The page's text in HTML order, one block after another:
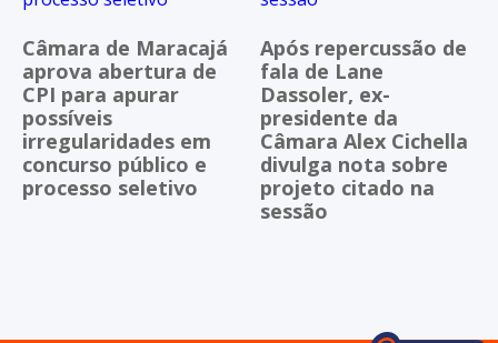
Câmara de Maracajá
aprova abertura de
CPI para apurar
possíveis
irregularidades em
concurso público e
processo seletivo
Após repercussão de
fala de Lane
Dassoler, ex-
presidente da
Câmara Alex Cichella
divulga nota sobre
projeto citado na
sessão